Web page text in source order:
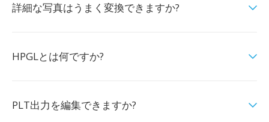
詳細な写真はうまく変換できますか?
HPGLとは何ですか?
PLT出力を編集できますか?